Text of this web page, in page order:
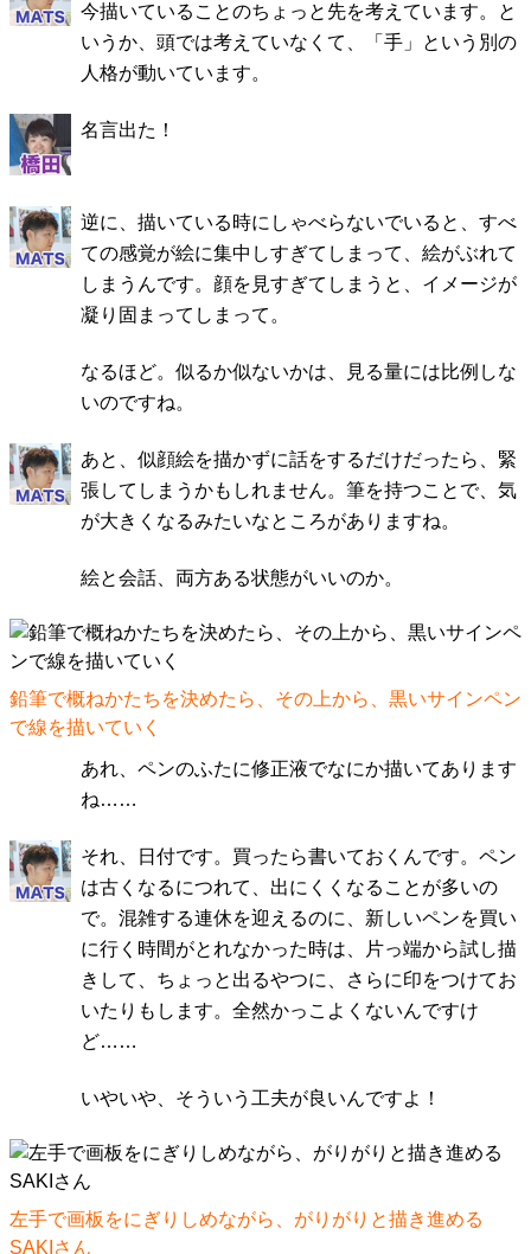
今描いていることのちょっと先を考えています。と
いうか、頭では考えていなくて、「手」という別の
人格が動いています。
名言出た！
逆に、描いている時にしゃべらないでいると、すべ
ての感覚が絵に集中しすぎてしまって、絵がぶれて
しまうんです。顔を見すぎてしまうと、イメージが
凝り固まってしまって。
なるほど。似るか似ないかは、見る量には比例しな
いのですね。
あと、似顔絵を描かずに話をするだけだったら、緊
張してしまうかもしれません。筆を持つことで、気
が大きくなるみたいなところがありますね。
絵と会話、両方ある状態がいいのか。
鉛筆で概ねかたちを決めたら、その上から、黒いサインペン
で線を描いていく
あれ、ペンのふたに修正液でなにか描いてあります
ね……
それ、日付です。買ったら書いておくんです。ペン
は古くなるにつれて、出にくくなることが多いの
で。混雑する連休を迎えるのに、新しいペンを買い
に行く時間がとれなかった時は、片っ端から試し描
きして、ちょっと出るやつに、さらに印をつけてお
いたりもします。全然かっこよくないんですけ
ど……
いやいや、そういう工夫が良いんですよ！
左手で画板をにぎりしめながら、がりがりと描き進める
SAKIさん